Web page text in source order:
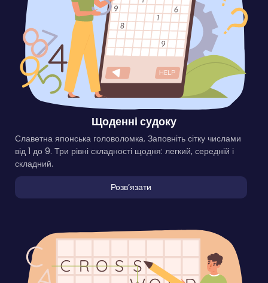
Щоденні судоку
Славетна японська головоломка. Заповніть сітку числами
від 1 до 9. Три рівні складності щодня: легкий, середній і
складний.
Розвʼязати